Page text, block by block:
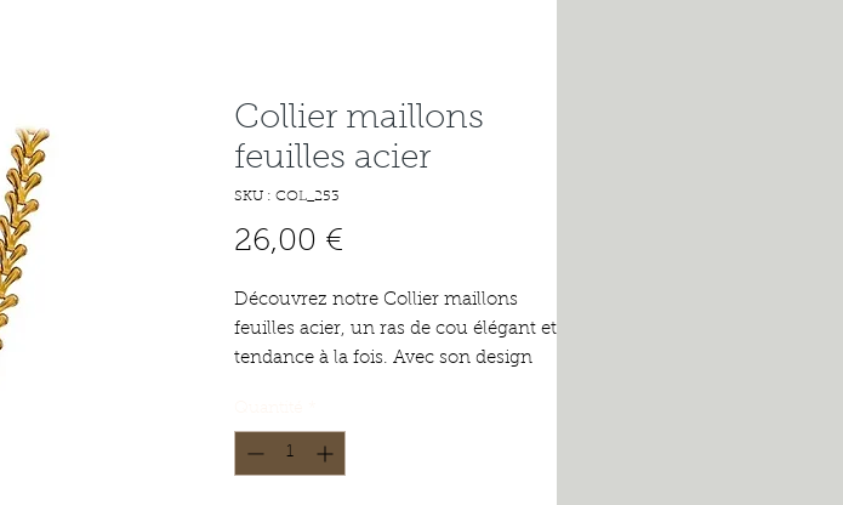
Collier maillons
feuilles acier
SKU : COL_253
26,00 €Prix
Découvrez notre Collier maillons
feuilles acier, un ras de cou élégant et
tendance à la fois. Avec son design
n'importe quelle tenue. Fabriqué en
acier inoxydable de haute qualité, ce